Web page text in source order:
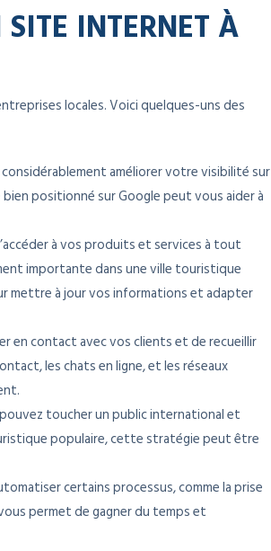
INTERNET À
locales. Voici quelques-uns des
améliorer votre visibilité sur
positionné sur Google peut vous aider à
à vos produits et services à tout
importante dans une ville touristique
mettre à jour vos informations et adapter
en contact avec vos clients et de recueillir
les chats en ligne, et les réseaux
toucher un public international et
populaire, cette stratégie peut être
certains processus, comme la prise
permet de gagner du temps et